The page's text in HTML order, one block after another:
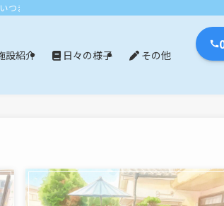
までも」エリア：尾張旭市・長久手市・瀬戸市・名古
設紹介 日々の様子 その他